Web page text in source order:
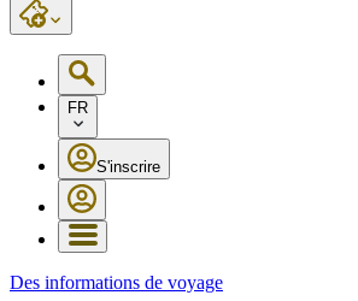
FR
S'inscrire
Des informations de voyage